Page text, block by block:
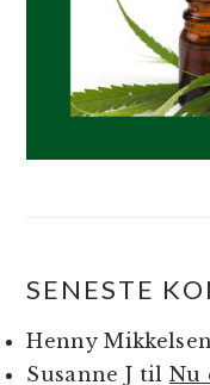
SENESTE
Henny Mikkelsen
Susanne J til Nu